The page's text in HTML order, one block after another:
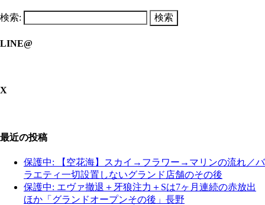
検索:
LINE@
X
最近の投稿
保護中: 【空花海】スカイ→フラワー→マリンの流れ／バ
ラエティ一切設置しないグランド店舗のその後
保護中: エヴァ撤退＋牙狼注力＋Sは7ヶ月連続の赤放出
ほか「グランドオープンその後」長野